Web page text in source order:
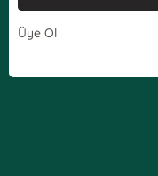
Üye Ol